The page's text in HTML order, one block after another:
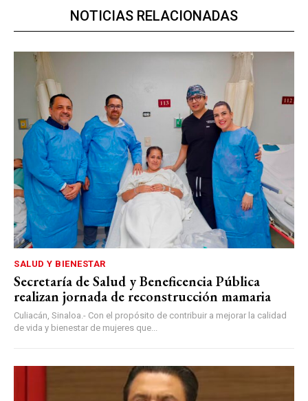
NOTICIAS RELACIONADAS
SALUD Y BIENESTAR
Secretaría de Salud y Beneficencia Pública
realizan jornada de reconstrucción mamaria
Culiacán, Sinaloa.- Con el propósito de contribuir a mejorar la calidad
de vida y bienestar de mujeres que...